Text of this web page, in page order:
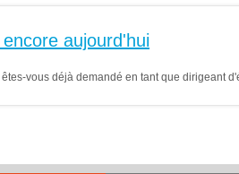
aujourd'hui
vous déjà demandé en tant que dirigeant